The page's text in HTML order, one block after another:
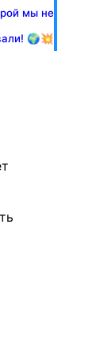
мы не
🌍💥